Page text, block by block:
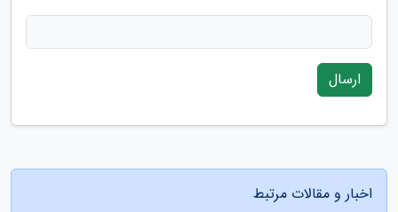
ارسال
اخبار و مقالات مرتبط